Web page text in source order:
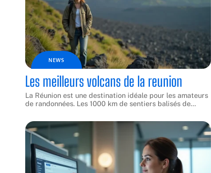
NEWS
Les meilleurs volcans de la reunion
La Réunion est une destination idéale pour les amateurs
de randonnées. Les 1000 km de sentiers balisés de…